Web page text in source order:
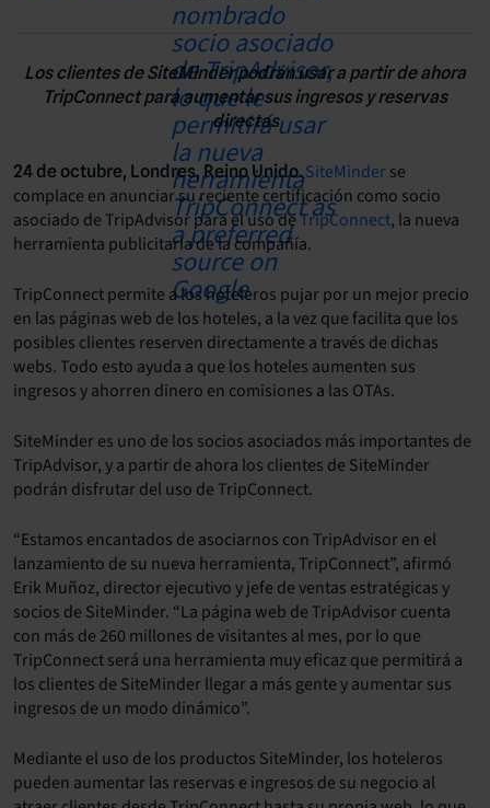
Los clientes de SiteMinder podrán usar a partir de ahora
TripConnect para aumentar sus ingresos y reservas
directas
24 de octubre, Londres, Reino Unido.SiteMinderse
complace en anunciar su reciente certificación como socio
asociado de TripAdvisor para el uso deTripConnect, la nueva
herramienta publicitaria de la compañía.
TripConnect permite a los hoteleros pujar por un mejor precio
en las páginas web de los hoteles, a la vez que facilita que los
posibles clientes reserven directamente a través de dichas
webs. Todo esto ayuda a que los hoteles aumenten sus
ingresos y ahorren dinero en comisiones a las OTAs.
SiteMinder es uno de los socios asociados más importantes de
TripAdvisor, y a partir de ahora los clientes de SiteMinder
podrán disfrutar del uso de TripConnect.
“Estamos encantados de asociarnos con TripAdvisor en el
lanzamiento de su nueva herramienta, TripConnect”, afirmó
Erik Muñoz, director ejecutivo y jefe de ventas estratégicas y
socios de SiteMinder. “La página web de TripAdvisor cuenta
con más de 260 millones de visitantes al mes, por lo que
TripConnect será una herramienta muy eficaz que permitirá a
los clientes de SiteMinder llegar a más gente y aumentar sus
ingresos de un modo dinámico”.
Mediante el uso de los productos SiteMinder, los hoteleros
pueden aumentar las reservas e ingresos de su negocio al